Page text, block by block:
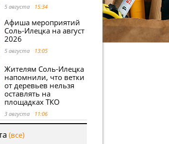
5 августа 15:34
Афиша мероприятий
Соль-Илецка на август
2026
5 августа 13:05
Жителям Соль-Илецка
напомнили, что ветки
от деревьев нельзя
оставлять на
площадках ТКО
3 августа 11:06
(все)